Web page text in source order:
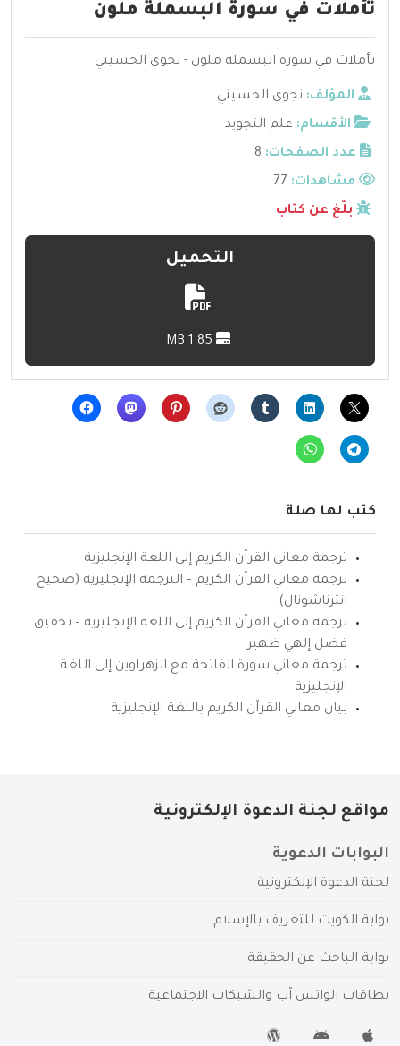
تأملات في سورة البسملة ملون
تأملات في سورة البسملة ملون - نجوى الحسيني
المؤلف: نجوى الحسيني
الأقسام: علم التجويد
عدد الصفحات: 8
مشاهدات:
بلّغ عن كتاب
التحميل
كتب لها صلة
ترجمة معاني القرآن الكريم إلى اللغة الإنجليزية
ترجمة معاني القرآن الكريم – الترجمة الإنجليزية (صحيح
انترناشونال)
ترجمة معاني القرآن الكريم إلى اللغة الإنجليزية – تحقيق
فضل إلهي ظهير
ترجمة معاني سورة الفاتحة مع الزهراوين إلى اللغة
الإنجليزية
بيان معاني القرآن الكريم باللغة الإنجليزية
مواقع لجنة الدعوة الإلكترونية
البوابات الدعوية
لجنة الدعوة الإلكترونية
بوابة الكويت للتعريف بالإسلام
بوابة الباحث عن الحقيقة
بطاقات الواتس آب والشبكات الاجتماعية